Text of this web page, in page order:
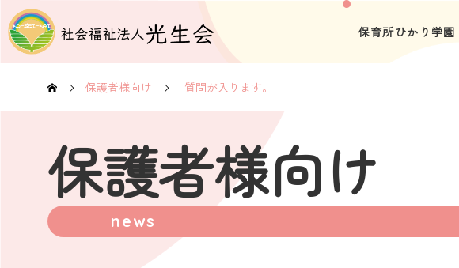
保育所ひかり学園
保護者様向け 質問が入ります。
保護者様向け
news